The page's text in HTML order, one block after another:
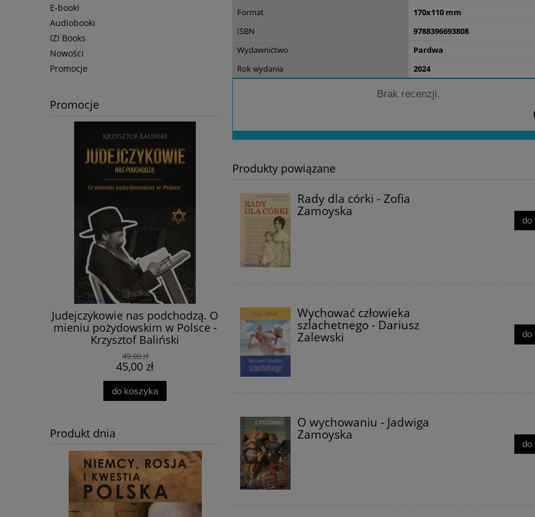
E-booki
Audiobooki
IZI Books
Nowości
Promocje
Promocje
Judejczykowie nas podchodzą. O
mieniu pożydowskim w Polsce -
Krzysztof Baliński
49,90 zł
45,00 zł
do koszyka
Tajemnice talmuda - August
Rohling
Wielki reset, czyli
Manifest Kapitalistyczny
wieku - Bartosz Baran
Produkt dnia
Format
170x110 mm
ISBN
9788396693808
Wydawnictwo
Pardwa
Rok wydania
2024
Brak recenzji.
Produkty powiązane
Rady dla córki - Zofia
Zamoyska
do
Wychować człowieka
szlachetnego - Dariusz
Zalewski
do
O wychowaniu - Jadwiga
Zamoyska
do